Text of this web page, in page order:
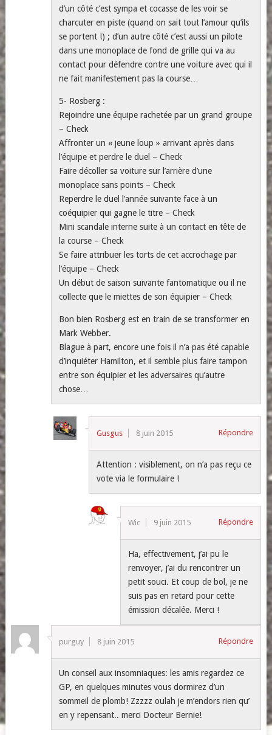
d’un côté c’est sympa et cocasse de les voir se
charcuter en piste (quand on sait tout l’amour qu’ils
se portent !) ; d’un autre côté c’est aussi un pilote
dans une monoplace de fond de grille qui va au
contact pour défendre contre une voiture avec qui il
ne fait manifestement pas la course…
5- Rosberg :
Rejoindre une équipe rachetée par un grand groupe
– Check
Affronter un « jeune loup » arrivant après dans
l’équipe et perdre le duel – Check
Faire décoller sa voiture sur l’arrière d’une
monoplace sans points – Check
Reperdre le duel l’année suivante face à un
coéquipier qui gagne le titre – Check
Mini scandale interne suite à un contact en tête de
la course – Check
Se faire attribuer les torts de cet accrochage par
l’équipe – Check
Un début de saison suivante fantomatique ou il ne
collecte que le miettes de son équipier – Check
Bon bien Rosberg est en train de se transformer en
Mark Webber.
Blague à part, encore une fois il n’a pas été capable
d’inquiéter Hamilton, et il semble plus faire tampon
entre son équipier et les adversaires qu’autre
chose…
Gusgus 8 juin 2015 Répondre
Attention : visiblement, on n’a pas reçu ce
vote via le formulaire !
Wic 9 juin 2015 Répondre
Ha, effectivement, j’ai pu le
renvoyer, j’ai du rencontrer un
petit souci. Et coup de bol, je ne
suis pas en retard pour cette
émission décalée. Merci !
purguy 8 juin 2015 Répondre
Un conseil aux insomniaques: les amis regardez ce
GP, en quelques minutes vous dormirez d’un
sommeil de plomb! Zzzzz oulah je m’endors rien qu’
en y repensant.. merci Docteur Bernie!